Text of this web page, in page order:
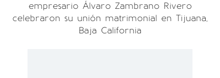
empresario Álvaro Zambrano Rivero
celebraron su unión matrimonial en Tijuana,
Baja California